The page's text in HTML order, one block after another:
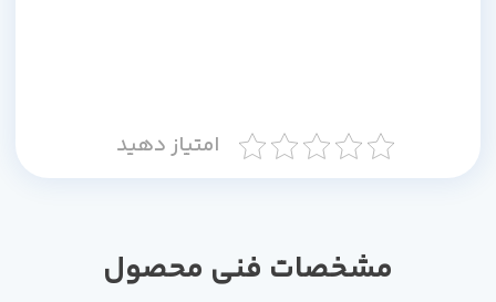
امتیاز دهید
مشخصات فنی محصول